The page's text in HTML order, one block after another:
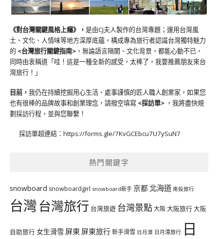
《對台灣關鍵風格上癮》 ， 是由CJ夫人製作的台灣專題；運用台灣風
土、文化、人情味等地方深厚底蘊，構成專為旅行者認識台灣獨特魅力
的 <台灣旅行關鍵指南> ，無論語言隔閡、文化背景，都能心動不已，
同時由衷稱道「哇！這是一種全新的感受，太棒了，我要推薦朋友來台
灣旅行！」
目前， 我仍在持續挖掘用心生活、處事謹慎的匠人職人創業家，如果您
也有很棒的品牌故事和創業理念，請撥空填寫 <採訪單> ，我將盡快規
劃採訪行程，並與您聯繫！
採訪單超連結： https://forms.gle/7KvGCEbcu7U7ySuN7
熱門關鍵字
snowboard snowboardgirl snowboard新手 京都 北海道 南投旅行
台灣台灣旅行 台灣旅遊 台灣景點大阪大阪旅行大阪
自助旅行 女生滑雪 屏東 屏東旅行新手滑雪 日月潭 日月潭旅行 日